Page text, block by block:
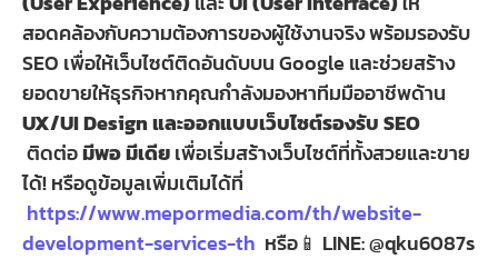
สอดคล้องกับความต้องการของผู้ใช้งานจริง พร้อมรองรับ
SEO เพื่อให้เว็บไซต์ติดอันดับบน Google และช่วยสร้าง
ยอดขายให้ธุรกิจหากคุณกำลังมองหาทีมมืออาชีพด้าน
UX/UI Design และออกแบบเว็บไซต์รองรับ SEO
ติดต่อมีพอ มีเดียเพื่อเริ่มสร้างเว็บไซต์ที่ทั้งสวยและขาย
ได้! หรือดูข้อมูลเพิ่มเติมได้ที่
https://www.mepormedia.com/th/website-
development-services-th หรือ📱 LINE: @qku6087s